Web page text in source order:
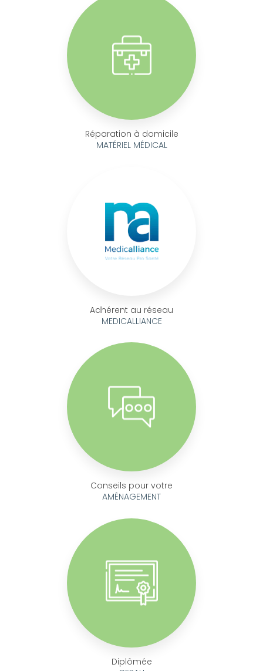
Réparation à domicile
MATÉRIEL MÉDICAL
Adhérent au réseau
MEDICALLIANCE
Conseils pour votre
AMÉNAGEMENT
Diplômée